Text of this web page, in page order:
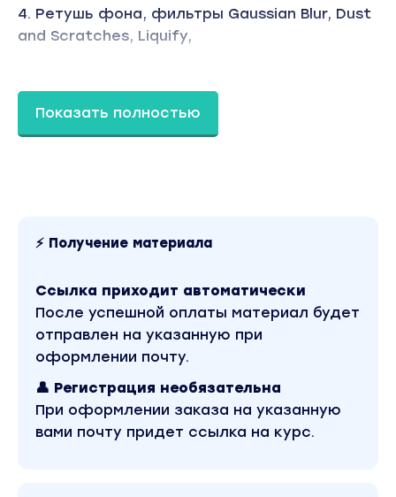
4. Ретушь фона, фильтры Gaussian Blur, Dust
and Scratches, Liquify,
выделения.
5. Частотное разложение и запись экшенов.
7. Светокоррекция и Dodge and Burn.
выразительности кадра
9. Цветокоррекция - исправляем оттенки на
фото.
10. Изменения тона кожи, загар, усиление
Показать полностью
⚡ Получение материала
Ссылка приходит автоматически
После успешной оплаты материал будет
отправлен на указанную при
оформлении почту.
👤 Регистрация необязательна
При оформлении заказа на указанную
вами почту придет ссылка на курс.